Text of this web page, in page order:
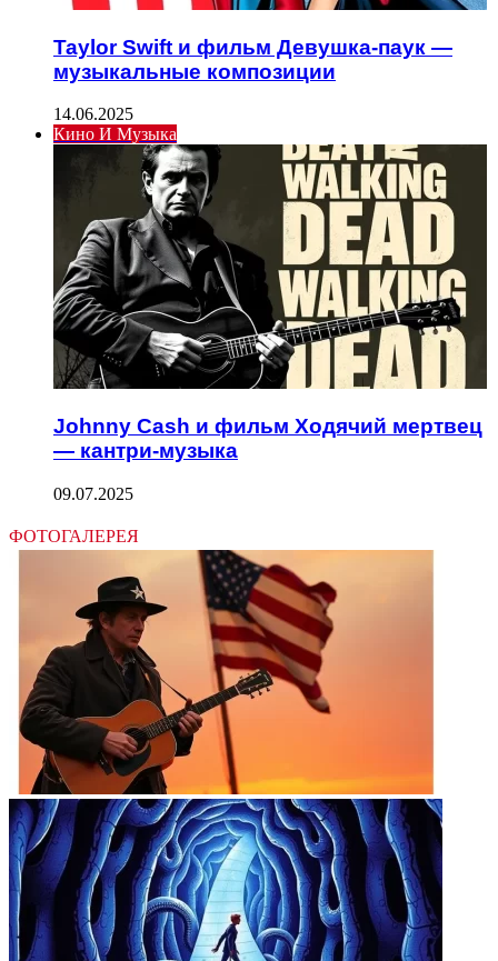
Taylor Swift и фильм Девушка-паук —
музыкальные композиции
14.06.2025
Кино И Музыка
Johnny Cash и фильм Ходячий мертвец
— кантри-музыка
09.07.2025
ФОТОГАЛЕРЕЯ